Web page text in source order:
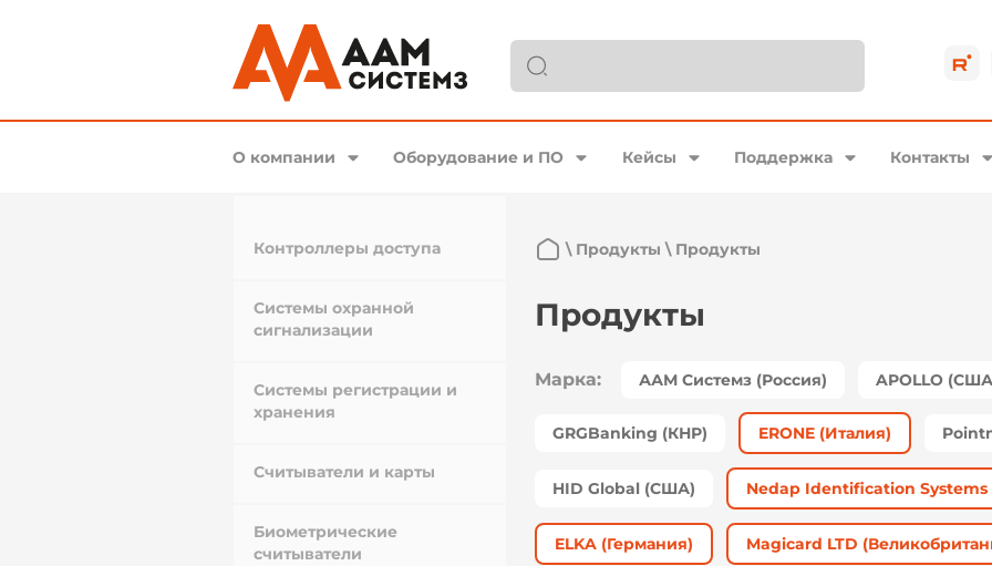
О компании Оборудование и ПО Кейсы Поддержка Контакты
Контроллеры доступа
Системы охранной
сигнализации
Системы регистрации и
хранения
Считыватели и карты
Биометрические
считыватели
\ Продукты \ Продукты
Продукты
Марка: ААМ Системз (Россия) APOLLO
GRGBanking (КНР) ERONE (Италия)
HID Global (США) Nedap Identification
ELKA (Германия) Magicard LTD